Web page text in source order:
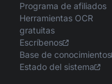
Programa de afiliados
Herramientas OCR
gratuitas
Escríbenos
Base de conocimientos
Estado del sistema